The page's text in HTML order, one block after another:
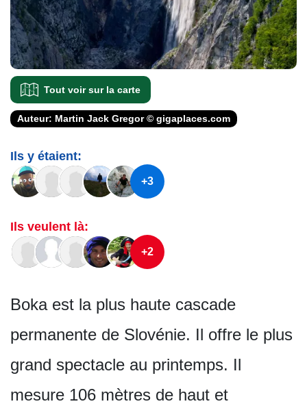
Tout voir sur la carte
Auteur: Martin Jack Gregor © gigaplaces.com
Ils y étaient:
+3
Ils veulent là:
+2
Boka est la plus haute cascade
permanente de Slovénie. Il offre le plus
grand spectacle au printemps. Il
mesure 106 mètres de haut et